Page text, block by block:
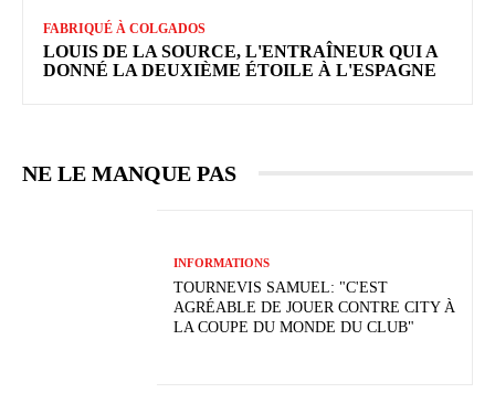
FABRIQUÉ À COLGADOS
LOUIS DE LA SOURCE, L'ENTRAÎNEUR QUI A
DONNÉ LA DEUXIÈME ÉTOILE À L'ESPAGNE
NE LE MANQUE PAS
INFORMATIONS
TOURNEVIS SAMUEL: "C'EST
AGRÉABLE DE JOUER CONTRE CITY À
LA COUPE DU MONDE DU CLUB"